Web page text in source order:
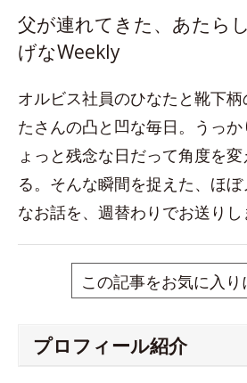
父が連れてきた、あたら
げなWeekly
オルビス社員のひなたと靴下
たさんの凸と凹な毎日。うっ
ょっと残念な日だって角度を
る。そんな瞬間を捉えた、ほ
なお話を、週替わりでお送りし
この記事をお気に入り
プロフィール紹介